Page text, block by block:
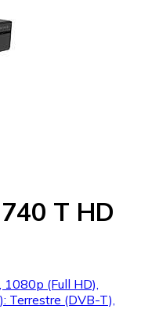
T HD
(Full HD),
Terrestre (DVB-T),